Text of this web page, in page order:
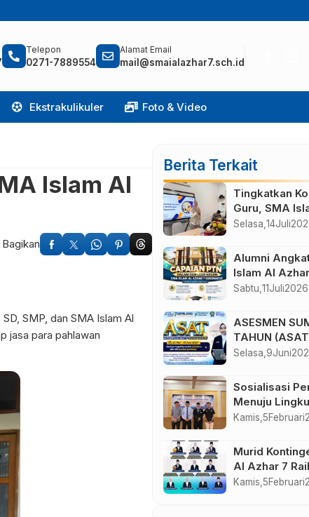
Telepon
0271-7889554
Alamat Email
mail@smaialazhar7.sch.id
Ekstrakulikuler Foto & Video
Islam Al
Bagikan
SMP, dan SMA Islam Al
jasa para pahlawan
Berita Terkait
Tingkatkan
Guru, SMA
Solo Baru
Selasa, 14Juli
Alumni
Islam Al
Lolos di
Negeri
Sabtu, 11Juli2026
ASESMEN
TAHUN
AL AZHAR 7
Selasa, 9Juni
Sosialisasi
Menuju
Perkuliahan
Kamis, 5Februari
Murid
Al Azhar 7
pada
Kamis, 5Februari